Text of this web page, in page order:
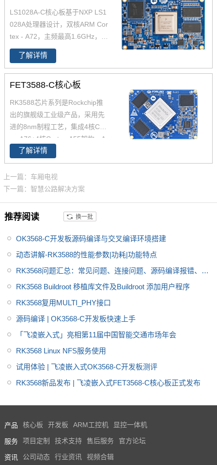
MHz，内存256MB，存储256MB
（1GB可选），6路原生串口，开
发资源丰富，飞凌提供了imx6ul
中文参考手册，方便大家开发设
计。
LS1028A-C核心板基于NXP LS1
028A处理器设计，双核ARM Cor
tex - A72，主频最高1.6GHz，板
载2GB DDR4 RAM，8GB RO
M；原生支持6个Gbit Ethernet，
支持TSN的以太网交换机和以太
网控制器，可支持融合的IT和OT
口。适用于工业路由器、TSN、
SD-WAN、5G CPE、边缘计算网
联网、智慧工厂、工业安全、信
息安全、智慧交通、能源物联网
了解详情
FET3588-C核心板
RK3588芯片系列是Rockchip推
出的旗舰级工业级产品，采用先
进的8nm制程工艺，集成4核Cort
ex-A76+4核Cortex-A55架构，A
76主频高达2.4GHz，A55核主频
高达1.8GHz，能够提供强大的性
能支撑。飞凌FET3588-C核心板
经过了严苛的环境温度测试和压
稳定运行。您可以通过飞凌提供
的rk3588开发套件充分评估和验
证其性能。
了解详情
上一篇：车厢电视
下一篇：智慧公路解决方案
推荐阅读 换一批
OK3568-C开发板源码编译与交叉编译环境搭建
动态讲解-RK3588的性能参数|功耗|功能特点
RK3568问题汇总：常见问题、连接问题、源码编译报错、显
示问题、PCIE问题
RK3568 Buildroot 移植库文件及Buildroot 添加用户程序
RK3568复用MULTI_PHY接口
源码编译 | OK3568-C开发板快速上手
「飞凌嵌入式」亮相第11届中国智能交通市场年会
RK3568 Linux NFS服务使用
试用体验 | 飞凌嵌入式OK3568-C开发板测评
RK3568新品发布 | 飞凌嵌入式FET3568-C核心板正式发布
产品 核心板 开发板 ARM工控机 显控一体机
服务 项目定制 技术支持 售后服务 官方论坛
资讯 公司动态 行业资讯 视频合辑